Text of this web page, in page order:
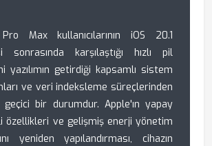
Max kullanıcılarının iOS 20.1
sonrasında karşılaştığı hızlı pil
yazılımın getirdiği kapsamlı sistem
ve veri indeksleme süreçlerinden
geçici bir durumdur. Apple'ın yapay
özellikleri ve gelişmiş enerji yönetim
yeniden yapılandırması, cihazın